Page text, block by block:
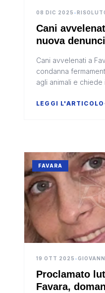
08 DIC 2025 •
Cani
nuova
Cani avvelenati a
condanna
agli animali e chiede
LEGGI L'ARTICOLO
FAVARA
19 OTT 2025 •
Proclamato
Favara,